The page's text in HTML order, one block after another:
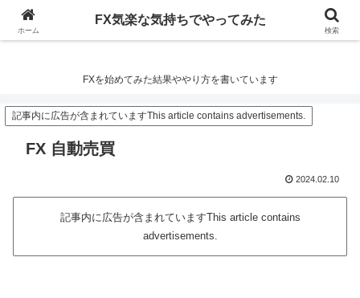
FX気楽な気持ちでやってみた
FXを始めてみた結果ややり方を書いています
記事内に広告が含まれていますThis article contains advertisements.
FX 自動売買
2024.02.10
記事内に広告が含まれていますThis article contains
advertisements.
ホーム
FX気楽な気持ちでやってみた
検索